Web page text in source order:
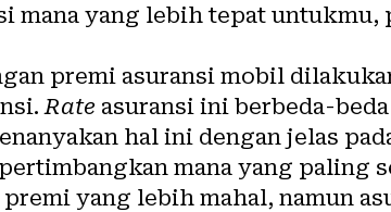
mana yang lebih tepat
premi asuransi mobil
Rate asuransi ini berbeda-
hal ini dengan jelas
mana yang paling
yang lebih mahal, namun